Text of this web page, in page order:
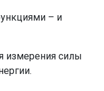
– и
измерения силы